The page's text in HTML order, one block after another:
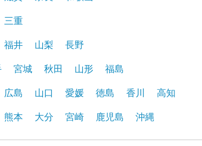
三重
福井 山梨 長野
宮城 秋田 山形 福島
広島 山口 愛媛 徳島 香川 高知
熊本 大分 宮崎 鹿児島 沖縄